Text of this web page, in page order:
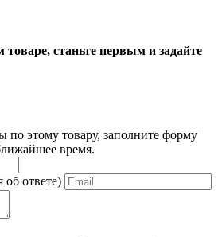
товаре, станьте первым и задайте
по этому товару, заполните форму
время.
об ответе)